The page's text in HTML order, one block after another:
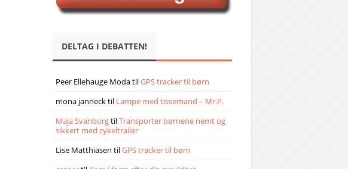
DELTAG I DEBATTEN!
Peer Ellehauge ModatilGPS tracker til børn
mona jannecktil Lampe med tissemand – Mr.P.
Maja SvanborgtilTransporter børnene nemt og
sikkert med cykeltrailer
Lise Matthiasen tilGPS tracker til børn